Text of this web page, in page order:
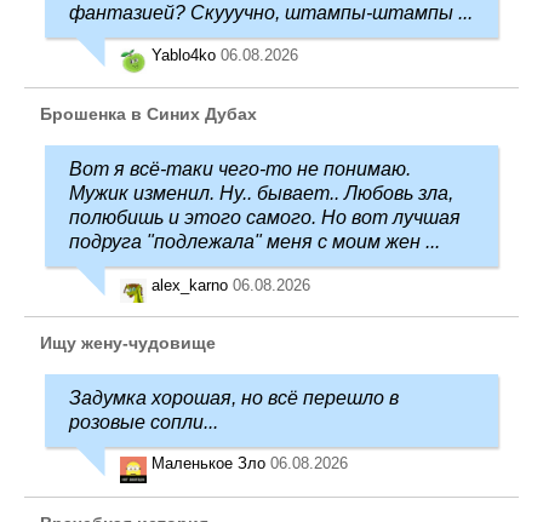
фантазией? Скууучно, штампы-штампы ...
Yablo4ko 06.08.2026
Брошенка в Синих Дубах
Вот я всё-таки чего-то не понимаю.
Мужик изменил. Ну.. бывает.. Любовь зла,
полюбишь и этого самого. Но вот лучшая
подруга "подлежала" меня с моим жен ...
alex_karno 06.08.2026
Ищу жену-чудовище
Задумка хорошая, но всё перешло в
розовые сопли...
Маленькое Зло 06.08.2026